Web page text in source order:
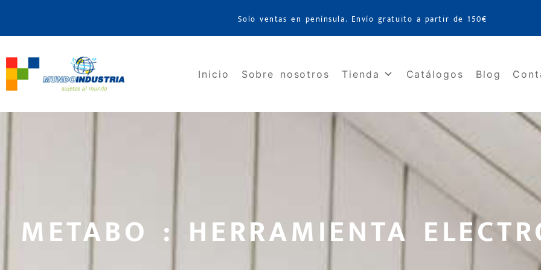
Solo ventas en península. Envío gratuito a partir de 150€
Inicio Sobre nosotros Tienda Catálogos Blog
METABO : HERRAMIENTA